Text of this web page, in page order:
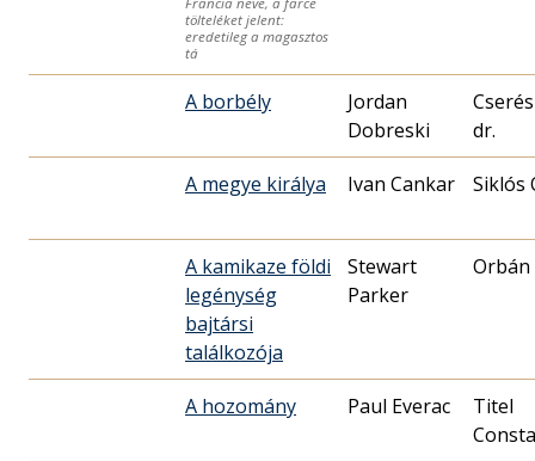
tölteléket jelent:
eredetileg a magasztos
tá
A borbély
Jordan
Dobreski
dr.
A megye királya Ivan Cankar Siklós
A kamikaze földi
legénység
bajtársi
találkozója
Stewart
Parker
A hozomány Paul Everac
Titel